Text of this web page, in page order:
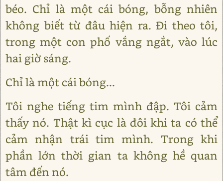
béo. Chỉ là một cái bóng, bỗng nhiên
không biết từ đâu hiện ra. Đi theo tôi,
trong một con phố vắng ngắt, vào lúc
hai giờ sáng.
Chỉ là một cái bóng...
Tôi nghe tiếng tim mình đập. Tôi cảm
thấy nó. Thật kì cục là đôi khi ta có thể
cảm nhận trái tim mình. Trong khi
phần lớn thời gian ta không hề quan
tâm đến nó.